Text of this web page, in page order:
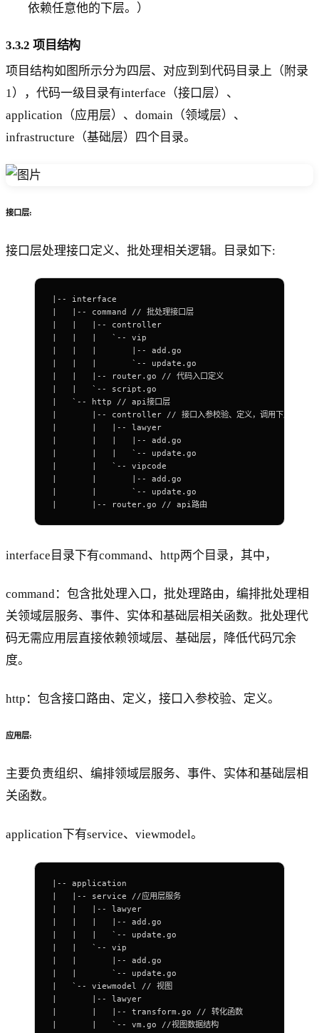
依赖任意他的下层。）
3.3.2 项目结构
项目结构如图所示分为四层、对应到到代码目录上（附录
1），代码一级目录有interface（接口层）、
application（应用层）、domain（领域层）、
infrastructure（基础层）四个目录。
接口层:
接口层处理接口定义、批处理相关逻辑。目录如下:
|-- interface
|   |-- command // 批处理接口层
|   |   |-- controller
|   |   |   `-- vip
|   |   |       |-- add.go
|   |   |       `-- update.go
|   |   |-- router.go // 代码入口定义
|   |   `-- script.go
|   `-- http // api接口层
|       |-- controller // 接口入参校验、定义，调用下层代码
|       |   |-- lawyer
|       |   |   |-- add.go
|       |   |   `-- update.go
|       |   `-- vipcode
|       |       |-- add.go
|       |       `-- update.go
|       |-- router.go // api路由
interface目录下有command、http两个目录，其中，
command：包含批处理入口，批处理路由，编排批处理相
关领域层服务、事件、实体和基础层相关函数。批处理代
码无需应用层直接依赖领域层、基础层，降低代码冗余
度。
http：包含接口路由、定义，接口入参校验、定义。
应用层:
主要负责组织、编排领域层服务、事件、实体和基础层相
关函数。
application下有service、viewmodel。
|-- application
|   |-- service //应用层服务
|   |   |-- lawyer
|   |   |   |-- add.go
|   |   |   `-- update.go
|   |   `-- vip
|   |       |-- add.go
|   |       `-- update.go
|   `-- viewmodel // 视图
|       |-- lawyer
|       |   |-- transform.go // 转化函数
|       |   `-- vm.go //视图数据结构